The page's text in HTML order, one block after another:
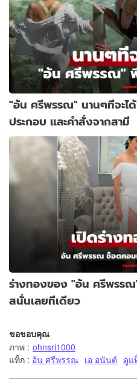
"อ้น ศรีพรรณ" นานๆทีจะไ
ประกอบ และคำสั่งจากสามี
ร่างทองของ "อ้น ศรีพรร
สนั่นเลยทีเดียว
ขอขอบคุณ
ภาพ : ohnsri1000
แท็ก : อ้น ศรีพรรณ เอ อนันต์ ดูแ